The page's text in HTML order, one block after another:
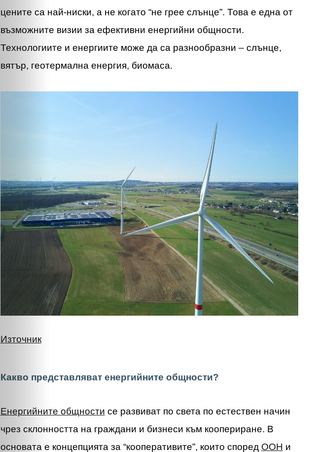
ОБЩЕСТВО
ОНЛАЙН
ПАРИ
ПОТРЕБИТЕЛИТЕ
ТРАНСПОРТ
Search
цените са най-ниски, а не когато “не грее слънце”. Това е една от
възможните визии за ефективни енергийни общности.
Технологиите и енергиите може да са разнообразни – слънце,
вятър, геотермална енергия, биомаса.
Източник
Какво представляват енергийните общности?
Енергийните общности се развиват по света по естествен начин
чрез склонността на граждани и бизнеси към коопериране. В
основата е концепцията за “кооперативите”, които според ООН и